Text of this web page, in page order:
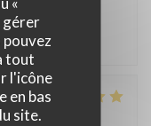
gérer
tout
l'icône
en bas
site.
Qualité / Prix